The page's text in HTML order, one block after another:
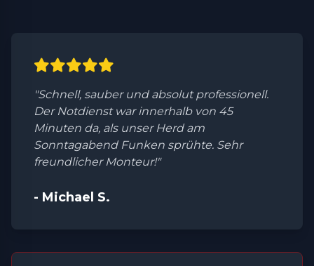
"Schnell, sauber und absolut professionell.
Der Notdienst war innerhalb von 45
Minuten da, als unser Herd am
Sonntagabend Funken sprühte. Sehr
freundlicher Monteur!"
- Michael S.